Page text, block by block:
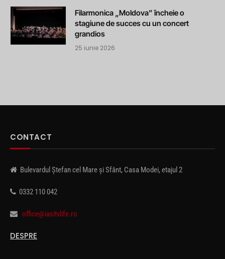
Filarmonica „Moldova” încheie o
stagiune de succes cu un concert
grandios
25 iunie 2026
CONTACT
Bulevardul Ștefan cel Mare și Sfânt, Casa Modei, etajul 2
0332 110 042
office@iasitvlife.ro
DESPRE